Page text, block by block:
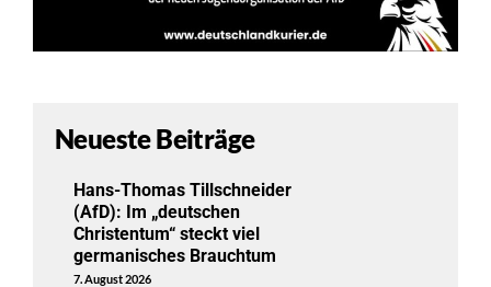
Neueste Beiträge
Hans-Thomas Tillschneider
(AfD): Im „deutschen
Christentum“ steckt viel
germanisches Brauchtum
7. August 2026